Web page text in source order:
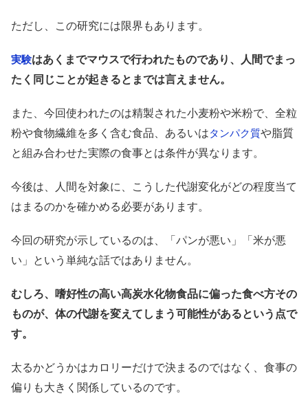
ただし、この研究には限界もあります。
実験はあくまでマウスで行われたものであり、人間でまっ
たく同じことが起きるとまでは言えません。
また、今回使われたのは精製された小麦粉や米粉で、全粒
粉や食物繊維を多く含む食品、あるいはタンパク質や脂質
と組み合わせた実際の食事とは条件が異なります。
今後は、人間を対象に、こうした代謝変化がどの程度当て
はまるのかを確かめる必要があります。
今回の研究が示しているのは、「パンが悪い」「米が悪
い」という単純な話ではありません。
むしろ、嗜好性の高い高炭水化物食品に偏った食べ方その
ものが、体の代謝を変えてしまう可能性があるという点で
す。
太るかどうかはカロリーだけで決まるのではなく、食事の
偏りも大きく関係しているのです。